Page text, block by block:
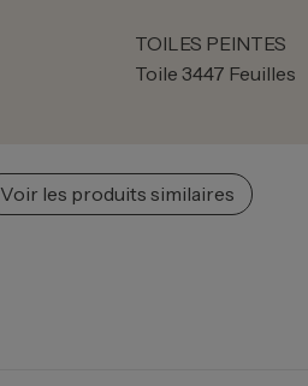
TOILES PEINTES
Toile 3447 Feuilles
Voir les produits similaires